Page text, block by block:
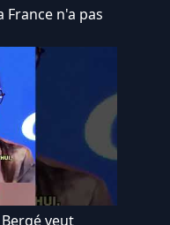
France n'a pas
veut